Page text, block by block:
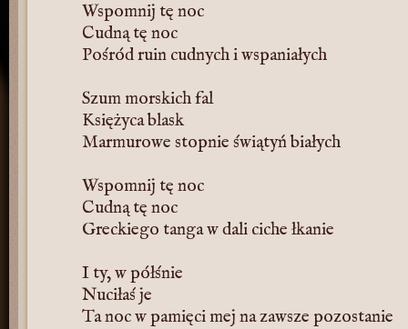
Wspomnij tę noc
Cudną tę noc
Pośród ruin cudnych i wspaniałych
Szum morskich fal
Księżyca blask
Marmurowe stopnie świątyń białych
Wspomnij tę noc
Cudną tę noc
Greckiego tanga w dali ciche łkanie
I ty, w półśnie
Nuciłaś je
Ta noc w pamięci mej na zawsze pozostanie